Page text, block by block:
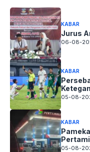
KABAR
Jurus
06-08-
KABAR
05-08-
KABAR
05-08-